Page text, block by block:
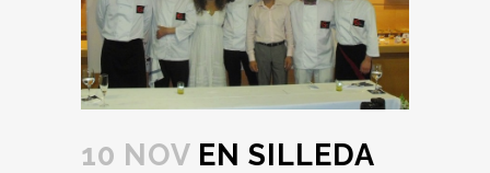
10 NOV EN SILLEDA